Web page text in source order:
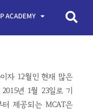
ACADEMY
자 12월인 현재 많은
년 1월 23일로 기
제공되는 MCAT은